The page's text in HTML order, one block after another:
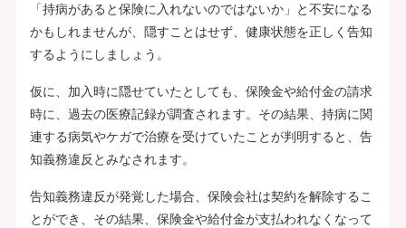
「持病があると保険に入れないのではないか」と不安になる
かもしれませんが、隠すことはせず、健康状態を正しく告知
するようにしましょう。
仮に、加入時に隠せていたとしても、保険金や給付金の請求
時に、過去の医療記録が調査されます。その結果、持病に関
連する病気やケガで治療を受けていたことが判明すると、告
知義務違反とみなされます。
告知義務違反が発覚した場合、保険会社は契約を解除するこ
とができ、その結果、保険金や給付金が支払われなくなって